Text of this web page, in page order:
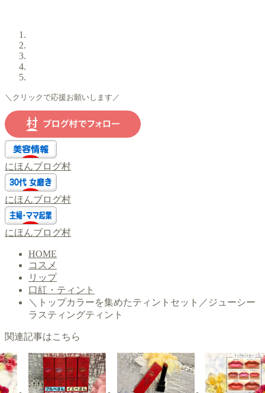
＼クリックで応援お願いします／
にほんブログ村
にほんブログ村
にほんブログ村
HOME
コスメ
リップ
口紅・ティント
＼トップカラーを集めたティントセット／ジューシー
ラスティングティント
関連記事はこちら